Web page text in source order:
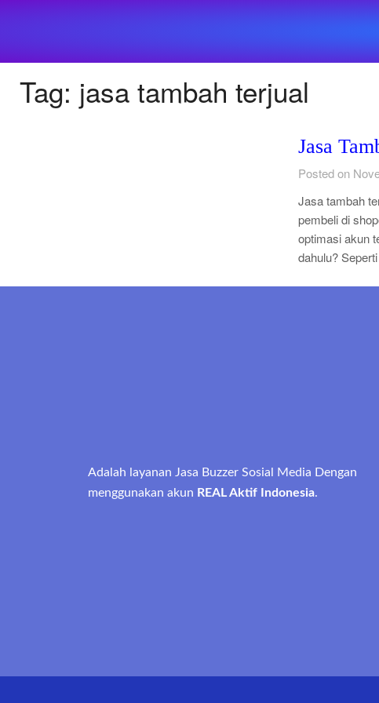
Tag: jasa tambah terjual
Jasa
Posted on
Jasa tambah
pembeli di
optimasi akun
dahulu?
Adalah layanan Jasa Buzzer Sosial Media Dengan
menggunakan akun REAL Aktif Indonesia.